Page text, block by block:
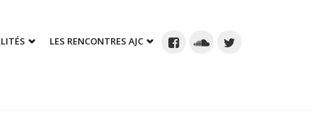
LES RENCONTRES AJC